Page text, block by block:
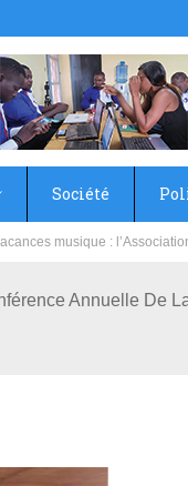
Société
de la Russie rénove les
Annuelle De